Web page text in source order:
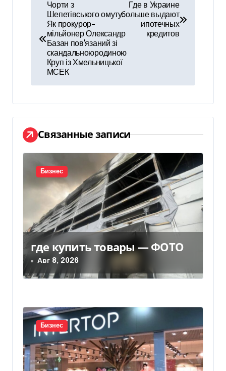
в
г
а
ц
и
я
п
о
з
а
п
с
я
м
Чорти з
Шепетівського омуту:
Як прокурор-
мільйонер Олександр
Базан повʼязаний зі
скандальноюродиною
Круп із Хмельницької
МСЕК
Где в Украине
больше выдают
ипотечных
кредитов
Связанные записи
Бизнес
где купить товары — ФОТО
Авг 8, 2026
Бизнес